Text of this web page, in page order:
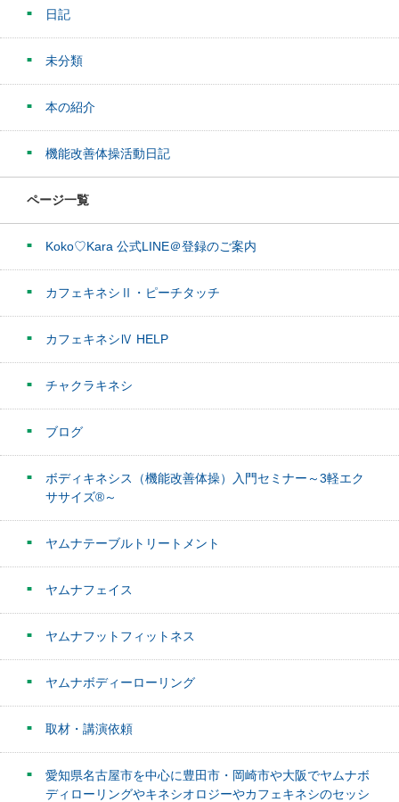
日記
未分類
本の紹介
機能改善体操活動日記
ページ一覧
Koko♡Kara 公式LINE＠登録のご案内
カフェキネシⅡ・ピーチタッチ
カフェキネシⅣ HELP
チャクラキネシ
ブログ
ボディキネシス（機能改善体操）入門セミナー～3軽エク
ササイズ®～
ヤムナテーブルトリートメント
ヤムナフェイス
ヤムナフットフィットネス
ヤムナボディーローリング
取材・講演依頼
愛知県名古屋市を中心に豊田市・岡崎市や大阪でヤムナボ
ディローリングやキネシオロジーやカフェキネシのセッシ